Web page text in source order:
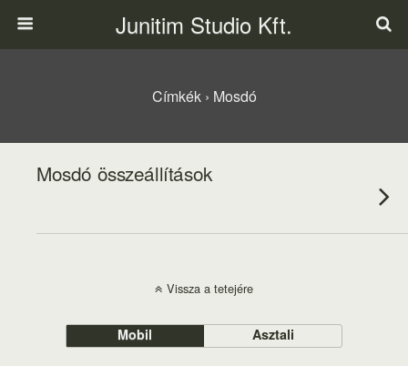
Junitim Studio Kft.
Címkék › Mosdó
Mosdó összeállítások
Vissza a tetejére
Mobil Asztali